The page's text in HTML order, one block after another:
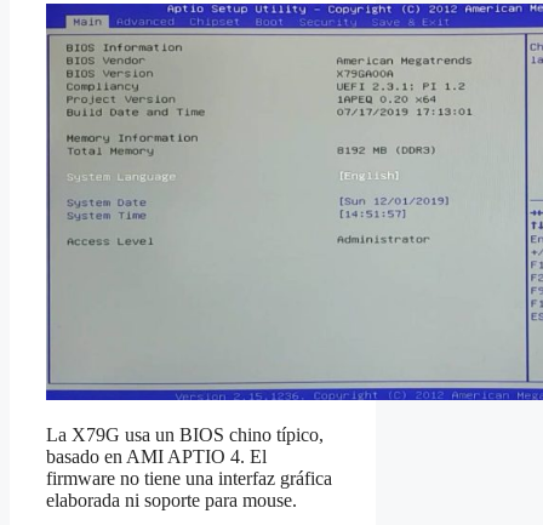
La X79G usa un BIOS chino típico,
basado en AMI APTIO 4. El
firmware no tiene una interfaz gráfica
elaborada ni soporte para mouse.